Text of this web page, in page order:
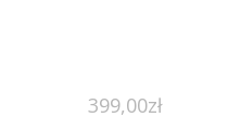
399,00zł